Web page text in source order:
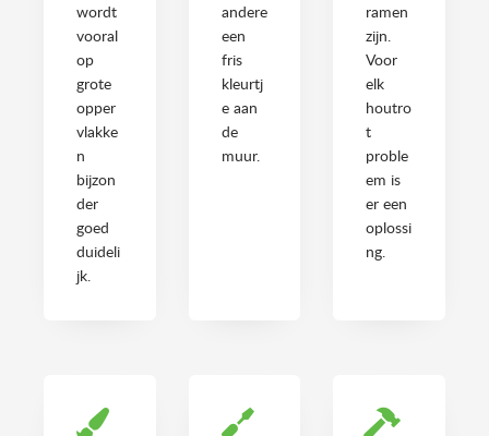
wordt
vooral
op
grote
opper
vlakke
n
bijzon
der
goed
duideli
jk.
andere
een
fris
kleurtj
e aan
de
muur.
ramen
zijn.
Voor
elk
houtro
t
proble
em is
er een
oplossi
ng.